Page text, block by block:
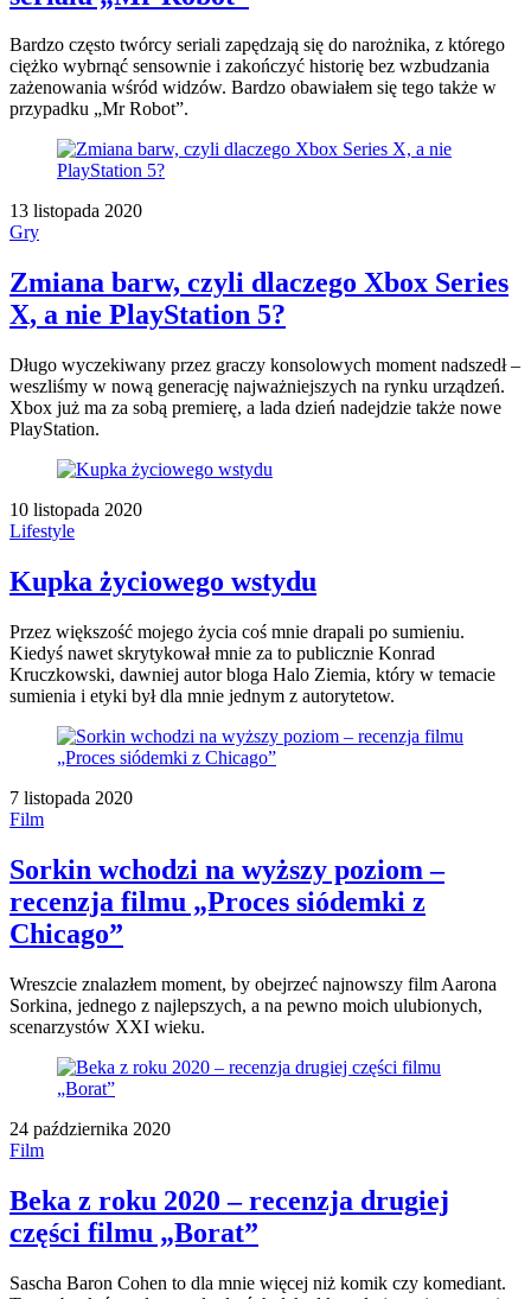
Bardzo często twórcy seriali zapędzają się do narożnika, z którego
ciężko wybrnąć sensownie i zakończyć historię bez wzbudzania
zażenowania wśród widzów. Bardzo obawiałem się tego także w
przypadku „Mr Robot”.
13 listopada 2020
Gry
Zmiana barw, czyli dlaczego Xbox Series
X, a nie PlayStation 5?
Długo wyczekiwany przez graczy konsolowych moment nadszedł –
weszliśmy w nową generację najważniejszych na rynku urządzeń.
Xbox już ma za sobą premierę, a lada dzień nadejdzie także nowe
PlayStation.
10 listopada 2020
Lifestyle
Kupka życiowego wstydu
Przez większość mojego życia coś mnie drapali po sumieniu.
Kiedyś nawet skrytykował mnie za to publicznie Konrad
Kruczkowski, dawniej autor bloga Halo Ziemia, który w temacie
sumienia i etyki był dla mnie jednym z autorytetow.
7 listopada 2020
Film
Sorkin wchodzi na wyższy poziom –
recenzja filmu „Proces siódemki z
Chicago”
Wreszcie znalazłem moment, by obejrzeć najnowszy film Aarona
Sorkina, jednego z najlepszych, a na pewno moich ulubionych,
scenarzystów XXI wieku.
24 października 2020
Film
Beka z roku 2020 – recenzja drugiej
części filmu „Borat”
Sascha Baron Cohen to dla mnie więcej niż komik czy komediant.